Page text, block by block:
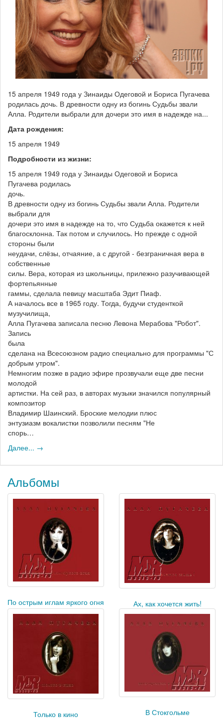
15 апреля 1949 года у Зинаиды Одеговой и Бориса Пугачева
родилась дочь. В древности одну из богинь Судьбы звали
Алла. Родители выбрали для дочери это имя в надежде на...
Дата рождения:
15 апреля 1949
Подробности из жизни:
15 апреля 1949 года у Зинаиды Одеговой и Бориса
Пугачева родилась
дочь.
В древности одну из богинь Судьбы звали Алла. Родители
выбрали для
дочери это имя в надежде на то, что Судьба окажется к ней
благосклонна. Так потом и случилось. Но прежде с одной
стороны были
неудачи, слёзы, отчаяние, а с другой - безграничная вера в
собственные
силы. Вера, которая из школьницы, прилежно разучивающей
фортепьянные
гаммы, сделала певицу масштаба Эдит Пиаф.
А началось все в 1965 году. Тогда, будучи студенткой
музучилища,
Алла Пугачева записала песню Левона Мерабова "Робот".
Запись
была
сделана на Всесоюзном радио специально для программы "С
добрым утром".
Немногим позже в радио эфире прозвучали еще две песни
молодой
артистки. На сей раз, в авторах музыки значился популярный
композитор
Владимир Шаинский. Броские мелодии плюс
энтузиазм вокалистки позволили песням "Не
спорь…
Далее... →
Альбомы
По острым иглам яркого огня Ах, как хочется жить!
Только в кино В Стокгольме